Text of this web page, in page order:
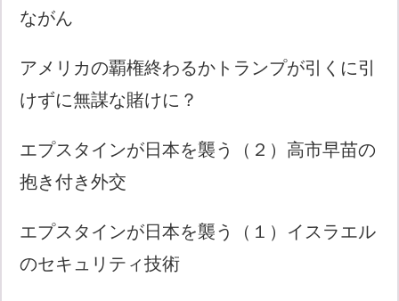
ながん
アメリカの覇権終わるかトランプが引くに引
けずに無謀な賭けに？
エプスタインが日本を襲う（２）高市早苗の
抱き付き外交
エプスタインが日本を襲う（１）イスラエル
のセキュリティ技術